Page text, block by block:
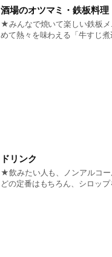
酒場のオツマミ・鉄板料理
★みんなで焼いて楽しい鉄板
めて熱々を味わえる「牛すじ
ドリンク
★飲みたい人も、ノンアルコ
どの定番はもちろん、シロッ